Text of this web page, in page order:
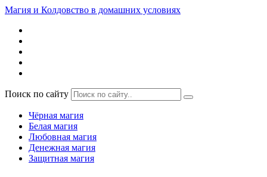
Магия и Колдовство в домашних условиях
Поиск по сайту
Чёрная магия
Белая магия
Любовная магия
Денежная магия
Защитная магия